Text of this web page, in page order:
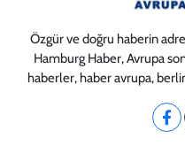
Özgür ve doğru haberin
Hamburg Haber, Avrupa
haberler, haber avrupa,